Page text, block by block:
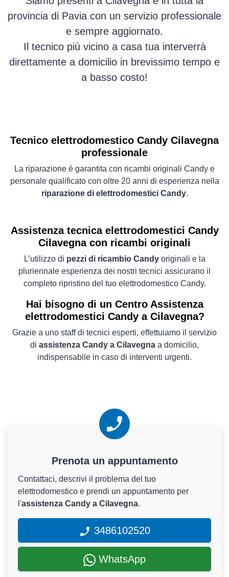
provincia di Pavia con un servizio professionale
e sempre aggiornato.
Il tecnico più vicino a casa tua interverrà
direttamente a domicilio in brevissimo tempo e
a basso costo!
Tecnico elettrodomestico Candy Cilavegna
professionale
La riparazione è garantita con ricambi originali Candy e
personale qualificato con oltre 20 anni di esperienza nella
riparazione di elettrodomestici Candy.
Assistenza tecnica elettrodomestici Candy
Cilavegna con ricambi originali
L’utilizzo di pezzi di ricambio Candyoriginali e la
pluriennale esperienza dei nostri tecnici assicurano il
completo ripristino del tuo elettrodomestico Candy.
Hai bisogno di un Centro Assistenza
elettrodomestici Candy a Cilavegna?
Grazie a uno staff di tecnici esperti, effettuiamo il servizio
di assistenza Candy a Cilavegna a domicilio,
indispensabile in caso di interventi urgenti.
Prenota un appuntamento
Contattaci, descrivi il problema del tuo
elettrodomestico e prendi un appuntamento per
l'assistenza Candy a Cilavegna.
3486102520
WhatsApp